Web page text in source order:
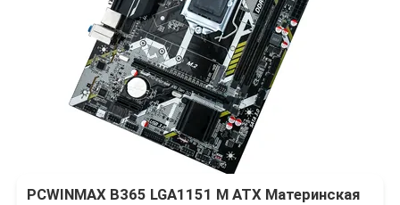
PCWINMAX B365 LGA1151 M ATX Материнская